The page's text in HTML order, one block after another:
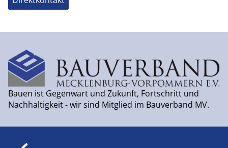
Bauen ist Gegenwart und Zukunft, Fortschritt und
Nachhaltigkeit - wir sind Mitglied im Bauverband MV.